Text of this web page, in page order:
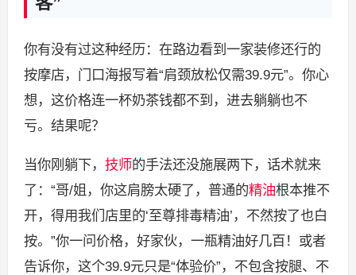
你有没有过这种经历：在路边看到一家装修还行的
按摩店，门口海报写着“肩颈放松仅需39.9元”。你心
想，这价格连一杯奶茶钱都不到，进去躺躺也不
亏。结果呢？
当你刚躺下， 技师的手法还没施展两下，话术就来
了：“哥/姐，你这肩膀太硬了，普通的精油根本推不
开，得用我们店里的‘至尊排毒精油’，不然按了也白
按。”你一问价格，好家伙，一瓶精油好几百！或者
告诉你，这个39.9元只是“体验价”，不包含按腿、不